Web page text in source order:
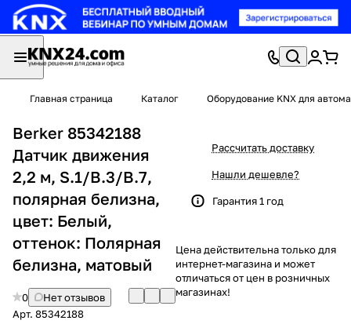
Главная страница Каталог Оборудование KNX для
Berker 85342188
Датчик движения
2,2 м, S.1/B.3/B.7,
полярная белизна,
цвет: Белый,
оттенок: Полярная
белизна, матовый
0
Нет отзывов
Арт. 85342188
Рассчитать доставку
Нашли дешевле?
Гарантия 1 год
Цена действительна только для
интернет-магазина и может
отличаться от цен в розничных
магазинах!